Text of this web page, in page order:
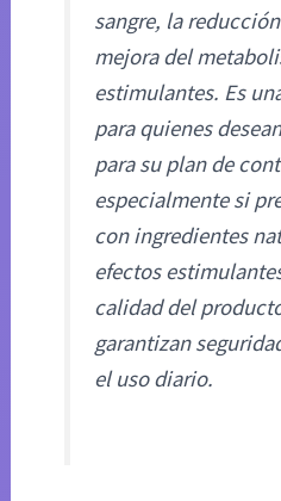
sangre, la
mejora del
estimulantes. Es
para quienes
para su plan de
especialmente si
con ingredientes
efectos
calidad del
garantizan
el uso diario.